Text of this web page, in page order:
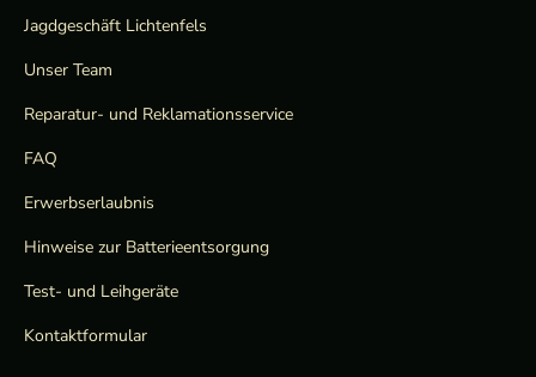
Jagdgeschäft Lichtenfels
Unser Team
Reparatur- und Reklamationsservice
FAQ
Erwerbserlaubnis
Hinweise zur Batterieentsorgung
Test- und Leihgeräte
Kontaktformular